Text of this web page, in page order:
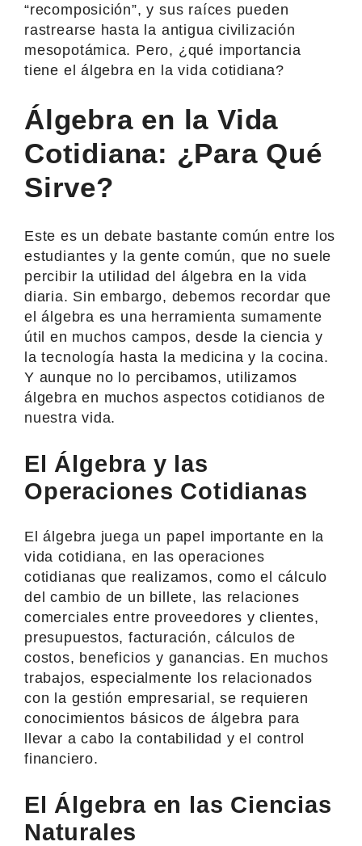
“recomposición”, y sus raíces pueden
rastrearse hasta la antigua civilización
mesopotámica. Pero, ¿qué importancia
tiene el álgebra en la vida cotidiana?
Álgebra en la Vida
Cotidiana: ¿Para Qué
Sirve?
Este es un debate bastante común entre los
estudiantes y la gente común, que no suele
percibir la utilidad del álgebra en la vida
diaria. Sin embargo, debemos recordar que
el álgebra es una herramienta sumamente
útil en muchos campos, desde la ciencia y
la tecnología hasta la medicina y la cocina.
Y aunque no lo percibamos, utilizamos
álgebra en muchos aspectos cotidianos de
nuestra vida.
El Álgebra y las
Operaciones Cotidianas
El álgebra juega un papel importante en la
vida cotidiana, en las operaciones
cotidianas que realizamos, como el cálculo
del cambio de un billete, las relaciones
comerciales entre proveedores y clientes,
presupuestos, facturación, cálculos de
costos, beneficios y ganancias. En muchos
trabajos, especialmente los relacionados
con la gestión empresarial, se requieren
conocimientos básicos de álgebra para
llevar a cabo la contabilidad y el control
financiero.
El Álgebra en las Ciencias
Naturales